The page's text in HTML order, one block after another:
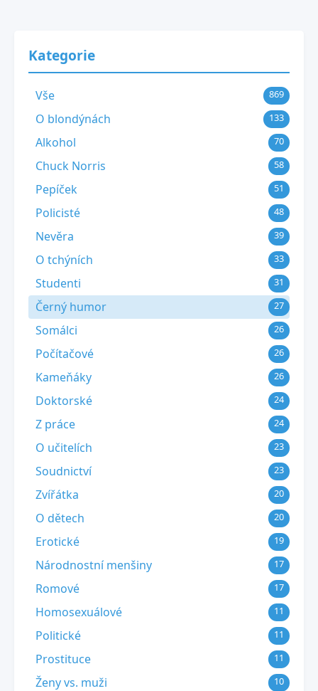
Kategorie
Vše 869
O blondýnách 133
Alkohol 70
Chuck Norris 58
Pepíček 51
Policisté 48
Nevěra 39
O tchýních 33
Studenti 31
Černý humor 27
Somálci 26
Počítačové 26
Kameňáky 26
Doktorské 24
Z práce 24
O učitelích 23
Soudnictví 23
Zvířátka 20
O dětech 20
Erotické 19
Národnostní menšiny 17
Romové 17
Homosexuálové 11
Politické 11
Prostituce 11
Ženy vs. muži 10